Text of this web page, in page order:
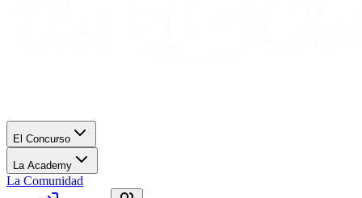
El Concurso
La Academy
La Comunidad